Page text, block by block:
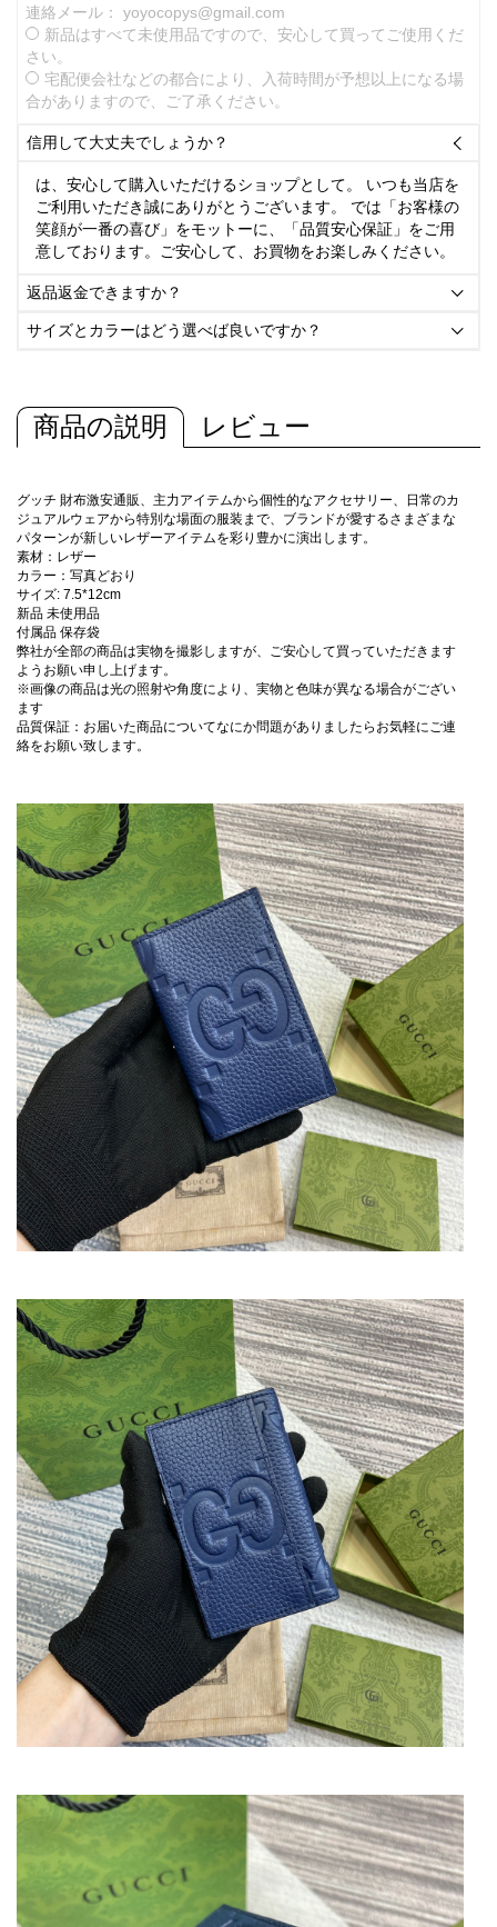
連絡メール： yoyocopys@gmail.com
新品はすべて未使用品ですので、安心して買ってご使用くだ
さい。
宅配便会社などの都合により、入荷時間が予想以上になる場
合がありますので、ご了承ください。
信用して大丈夫でしょうか？ 
は、安心して購入いただけるショップとして。 いつも当店を
ご利用いただき誠にありがとうございます。 では「お客様の
笑顔が一番の喜び」をモットーに、「品質安心保証」をご用
意しております。ご安心して、お買物をお楽しみください。
返品返金できますか？ 
サイズとカラーはどう選べば良いですか？ 
商品の説明 レビュー
グッチ 財布激安通販、主力アイテムから個性的なアクセサリー、日常のカ
ジュアルウェアから特別な場面の服装まで、ブランドが愛するさまざまな
パターンが新しいレザーアイテムを彩り豊かに演出します。
素材：レザー
カラー：写真どおり
サイズ: 7.5*12cm
新品 未使用品
付属品 保存袋
弊社が全部の商品は実物を撮影しますが、ご安心して買っていただきます
ようお願い申し上げます。
※画像の商品は光の照射や角度により、実物と色味が異なる場合がござい
ます
品質保証：お届いた商品についてなにか問題がありましたらお気軽にご連
絡をお願い致します。